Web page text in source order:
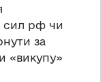
сил рф чи
за
«викупу»